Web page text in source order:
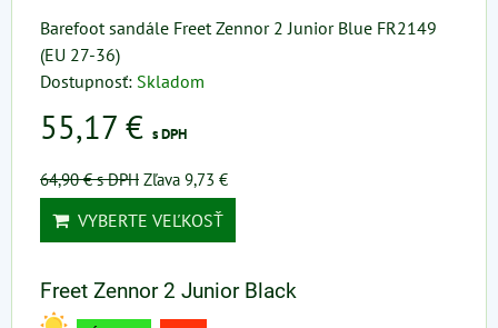
Barefoot sandále Freet Zennor 2 Junior Blue FR2149
(EU 27-36)
Dostupnosť: Skladom
55,17 € s DPH
64,90 €s DPH Zľava 9,73 €
VYBERTE VEĽKOSŤ
Freet Zennor 2 Junior Black